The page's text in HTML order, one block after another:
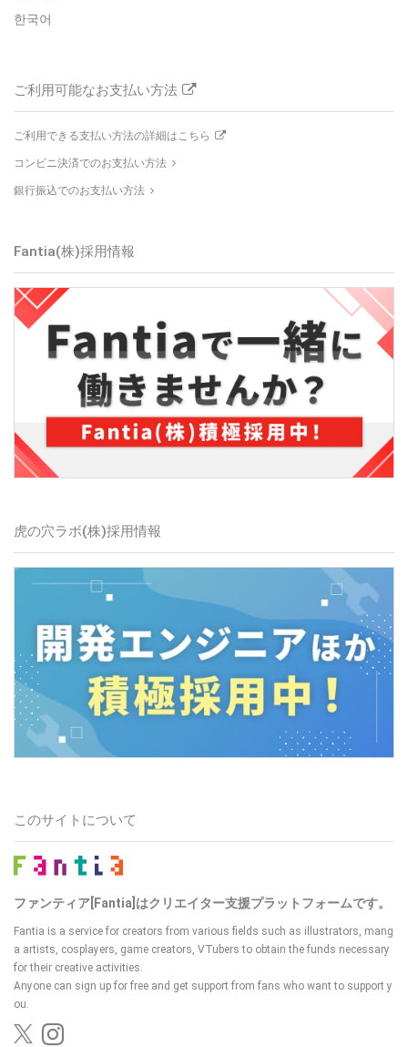
한국어
ご利用可能なお支払い方法
ご利用できる支払い方法の詳細はこちら
コンビニ決済でのお支払い方法
銀行振込でのお支払い方法
Fantia(株)採用情報
虎の穴ラボ(株)採用情報
このサイトについて
ファンティア[Fantia]はクリエイター支援プラットフォームです。
Fantia is a service for creators from various fields such as illustrators, mang
a artists, cosplayers, game creators, VTubers to obtain the funds necessary
for their creative activities.
Anyone can sign up for free and get support from fans who want to support y
ou.